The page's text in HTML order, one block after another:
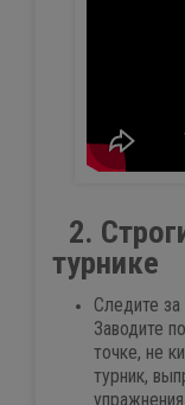
2.
турнике
Следите
Заводите
точке, не
турник,